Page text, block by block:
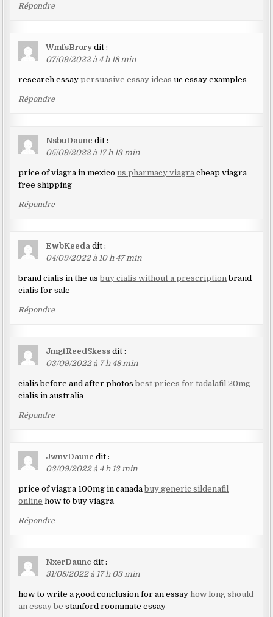
Répondre
WmfsBrory dit :
07/09/2022 à 4 h 18 min
research essaypersuasive essay ideas uc essay examples
Répondre
NsbuDaunc dit :
05/09/2022 à 17 h 13 min
price of viagra in mexico us pharmacy viagra cheap viagra
free shipping
Répondre
EwbKeeda dit :
04/09/2022 à 10 h 47 min
brand cialis in the usbuy cialis without a prescription brand
cialis for sale
Répondre
JmgtReedSkess dit :
03/09/2022 à 7 h 48 min
cialis before and after photosbest prices for tadalafil 20mg
cialis in australia
Répondre
JwnvDaunc dit :
03/09/2022 à 4 h 13 min
price of viagra 100mg in canadabuy generic sildenafil
online how to buy viagra
Répondre
NxerDaunc dit :
31/08/2022 à 17 h 03 min
how to write a good conclusion for an essay how long should
an essay be stanford roommate essay